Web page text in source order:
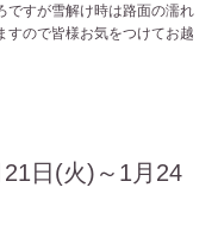
ですが雪解け時は路面の濡れ
すので皆様お気をつけてお越
日(火)～1月24